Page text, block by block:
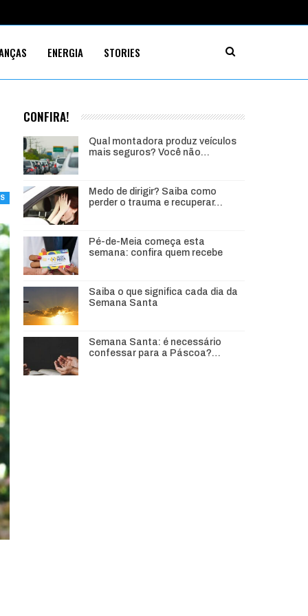
ENERGIA STORIES
CONFIRA!
Qual montadora produz veículos
mais seguros? Você não…
Medo de dirigir? Saiba como
perder o trauma e recuperar…
Pé-de-Meia começa esta
semana: confira quem recebe
Saiba o que significa cada dia da
Semana Santa
Semana Santa: é necessário
confessar para a Páscoa?…